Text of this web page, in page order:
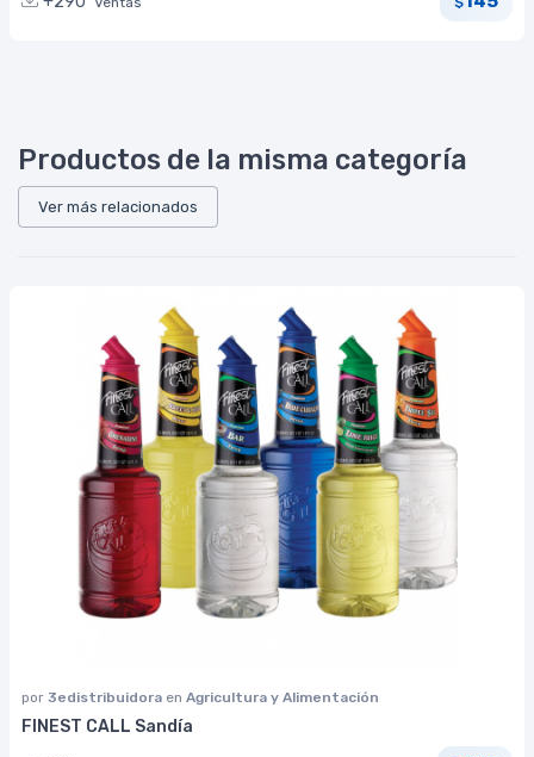
Productos de la misma categoría
Ver más relacionados
por 3edistribuidora en Agricultura y Alimentación
FINEST CALL Sandía